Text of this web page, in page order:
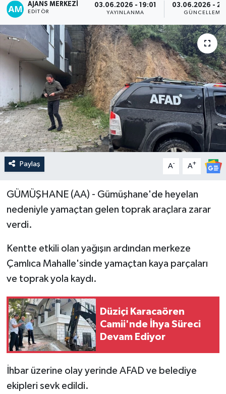
AJANS MERKEZI
EDITÖR
03.06.2026 - 19:01
YAYINLANMA
03.06.2026 -
GÜNCELLEME
Paylaş A- A+
GÜMÜŞHANE (AA) - Gümüşhane'de heyelan
nedeniyle yamaçtan gelen toprak araçlara zarar
verdi.
Kentte etkili olan yağışın ardından merkeze
Çamlıca Mahalle'sinde yamaçtan kaya parçaları
ve toprak yola kaydı.
Düziçi Karacaören
Camii'nde İhya Süreci
Devam Ediyor
İhbar üzerine olay yerinde AFAD ve belediye
ekipleri sevk edildi.